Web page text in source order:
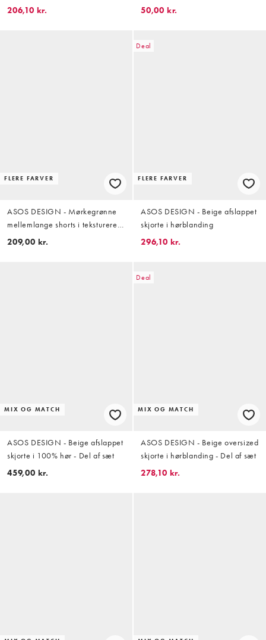
reverskrave - Del af sæt
206,10 kr.
lomme i kraftig kvalitet - Del af
50,00 kr.
FLERE FARVER
ASOS DESIGN - Mørkegrønne
mellemlange shorts i tekstureret
krølstof - Del af sæt
209,00 kr.
Deal
FLERE FARVER
ASOS DESIGN - Beige afslappet
skjorte i hørblanding
296,10 kr.
MIX OG MATCH
ASOS DESIGN - Beige afslappet
skjorte i 100% hør - Del af sæt
459,00 kr.
Deal
MIX OG MATCH
ASOS DESIGN - Beige oversized
skjorte i hørblanding - Del af sæt
278,10 kr.